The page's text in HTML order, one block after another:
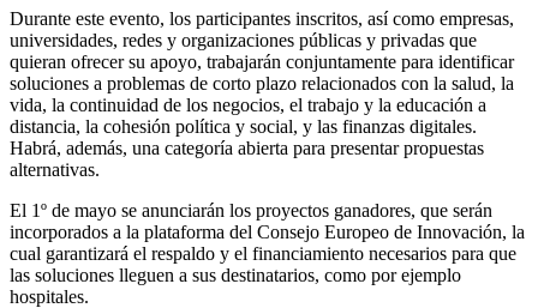
Durante este evento, los participantes inscritos, así como empresas,
universidades, redes y organizaciones públicas y privadas que
quieran ofrecer su apoyo, trabajarán conjuntamente para identificar
soluciones a problemas de corto plazo relacionados con la salud, la
vida, la continuidad de los negocios, el trabajo y la educación a
distancia, la cohesión política y social, y las finanzas digitales.
Habrá, además, una categoría abierta para presentar propuestas
alternativas.
El 1º de mayo se anunciarán los proyectos ganadores, que serán
incorporados a la plataforma del Consejo Europeo de Innovación, la
cual garantizará el respaldo y el financiamiento necesarios para que
las soluciones lleguen a sus destinatarios, como por ejemplo
hospitales.